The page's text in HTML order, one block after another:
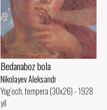
Bedanaboz bola
Nikolayev Aleksandr
Yog‘och, tempera (30x26) - 1928
yil